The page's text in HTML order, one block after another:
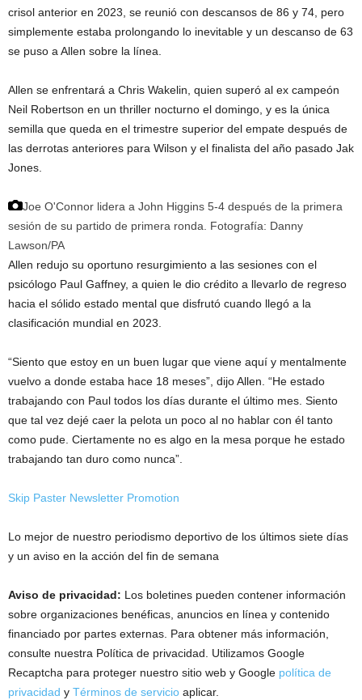
crisol anterior en 2023, se reunió con descansos de 86 y 74, pero
simplemente estaba prolongando lo inevitable y un descanso de 63
se puso a Allen sobre la línea.
Allen se enfrentará a Chris Wakelin, quien superó al ex campeón
Neil Robertson en un thriller nocturno el domingo, y es la única
semilla que queda en el trimestre superior del empate después de
las derrotas anteriores para Wilson y el finalista del año pasado Jak
Jones.
Joe O'Connor lidera a John Higgins 5-4 después de la primera
sesión de su partido de primera ronda.
Fotografía: Danny
Lawson/PA
Allen redujo su oportuno resurgimiento a las sesiones con el
psicólogo Paul Gaffney, a quien le dio crédito a llevarlo de regreso
hacia el sólido estado mental que disfrutó cuando llegó a la
clasificación mundial en 2023.
“Siento que estoy en un buen lugar que viene aquí y mentalmente
vuelvo a donde estaba hace 18 meses”, dijo Allen. “He estado
trabajando con Paul todos los días durante el último mes. Siento
que tal vez dejé caer la pelota un poco al no hablar con él tanto
como pude. Ciertamente no es algo en la mesa porque he estado
trabajando tan duro como nunca”.
Skip Paster Newsletter Promotion
Lo mejor de nuestro periodismo deportivo de los últimos siete días
y un aviso en la acción del fin de semana
Aviso de privacidad: Los boletines pueden contener información
sobre organizaciones benéficas, anuncios en línea y contenido
financiado por partes externas. Para obtener más información,
consulte nuestra Política de privacidad. Utilizamos Google
Recaptcha para proteger nuestro sitio web y Google política de
privacidad y Términos de servicio aplicar.